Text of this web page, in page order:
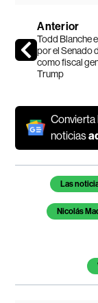
Anterior
Todd Blanche
por el Senado
como fiscal
Trump
Convierta
noticias
Temas de
Las
Nicolás